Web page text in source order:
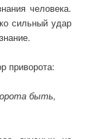
человека.
сильный удар
приворота:
быть,